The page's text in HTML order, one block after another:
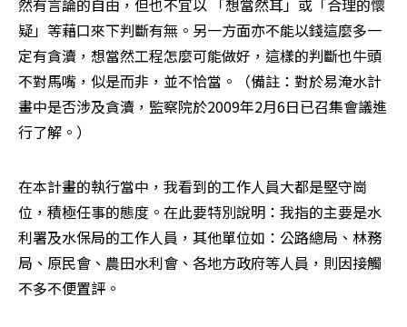
然有言論的自由，但也不宜以 「想當然耳」或「合理的懷
疑」等藉口來下判斷有無。另一方面亦不能以錢這麼多一
定有貪瀆，想當然工程怎麼可能做好，這樣的判斷也牛頭
不對馬嘴，似是而非，並不恰當。（備註：對於易淹水計
畫中是否涉及貪瀆，監察院於2009年2月6日已召集會議進
行了解。）
在本計畫的執行當中，我看到的工作人員大都是堅守崗
位，積極任事的態度。在此要特別說明：我指的主要是水
利署及水保局的工作人員，其他單位如：公路總局、林務
局、原民會、農田水利會、各地方政府等人員，則因接觸
不多不便置評。